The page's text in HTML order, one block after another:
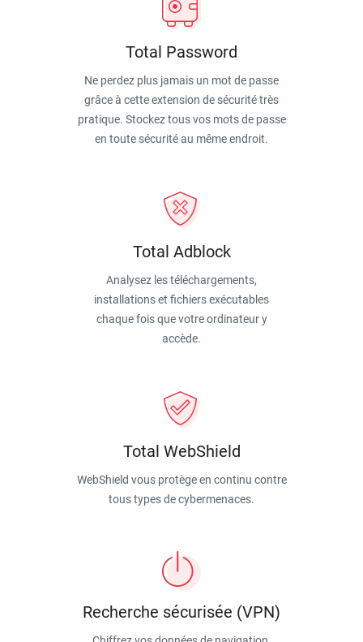
Total Password
Ne perdez plus jamais un mot de passe
grâce à cette extension de sécurité très
pratique. Stockez tous vos mots de passe
en toute sécurité au même endroit.
Total Adblock
Analysez les téléchargements,
installations et fichiers exécutables
chaque fois que votre ordinateur y
accède.
Total WebShield
WebShield vous protège en continu contre
tous types de cybermenaces.
Recherche sécurisée (VPN)